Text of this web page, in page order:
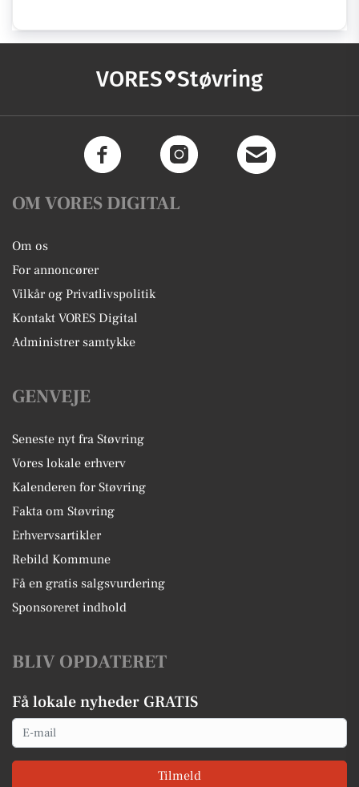
VORES Støvring
OM VORES DIGITAL
Om os
For annoncører
Vilkår og Privatlivspolitik
Kontakt VORES Digital
Administrer samtykke
GENVEJE
Seneste nyt fra Støvring
Vores lokale erhverv
Kalenderen for Støvring
Fakta om Støvring
Erhvervsartikler
Rebild Kommune
Få en gratis salgsvurdering
Sponsoreret indhold
BLIV OPDATERET
Få lokale nyheder GRATIS
Email
Tilmeld